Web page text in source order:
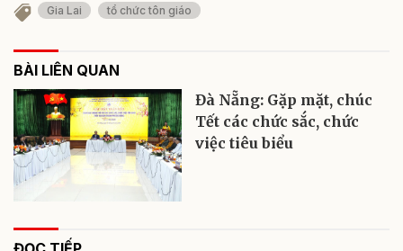
Gia Lai tổ chức tôn giáo
BÀI LIÊN QUAN
Đà Nẵng: Gặp mặt, chúc
Tết các chức sắc, chức
việc tiêu biểu